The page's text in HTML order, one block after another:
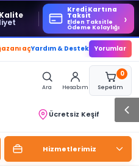
Kredi Kartına
Taksit
Elden Taksitle
Ödeme Kolaylığı
›
açYardım & Destek Yorumlar
Ara Hesabım
0
Sepetim
Ücretsiz Keşif
Hizmetlerimiz